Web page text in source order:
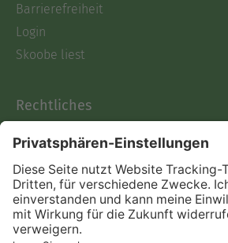
Barrierefreiheit
Login
Skoobe liest
Rechtliches
AGB
Informationen nach Data
Act
Verträge hier kündigen
Impressum